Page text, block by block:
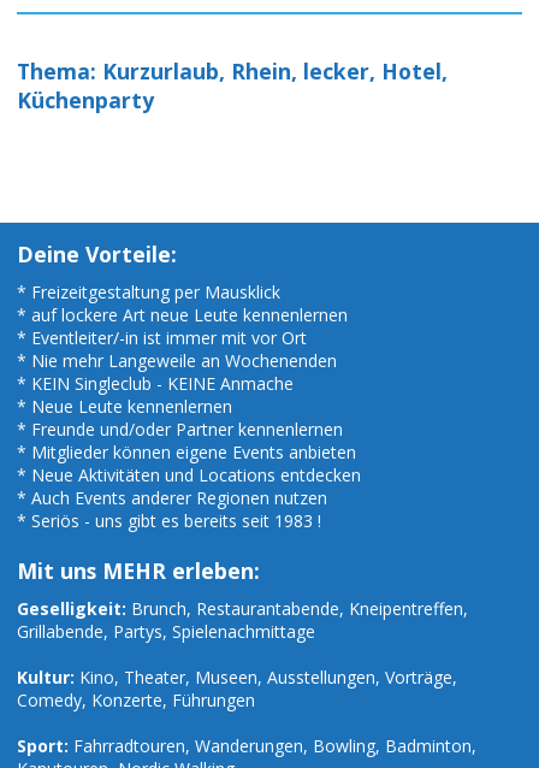
Thema: Kurzurlaub, Rhein, lecker, Hotel,
Küchenparty
Deine Vorteile:
* Freizeitgestaltung per Mausklick
* auf lockere Art neue Leute kennenlernen
* Eventleiter/-in ist immer mit vor Ort
* Nie mehr Langeweile an Wochenenden
* KEIN Singleclub - KEINE Anmache
* Neue Leute kennenlernen
* Freunde und/oder Partner kennenlernen
* Mitglieder können eigene Events anbieten
* Neue Aktivitäten und Locations entdecken
* Auch Events anderer Regionen nutzen
* Seriös - uns gibt es bereits seit 1983 !
Mit uns MEHR erleben:
Geselligkeit: Brunch, Restaurantabende, Kneipentreffen,
Grillabende, Partys, Spielenachmittage
Kultur: Kino, Theater, Museen, Ausstellungen, Vorträge,
Comedy, Konzerte, Führungen
Sport: Fahrradtouren, Wanderungen, Bowling, Badminton,